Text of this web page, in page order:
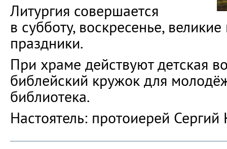
Литургия совершается
в субботу, воскресенье,
праздники.
При храме действуют детская
библейский кружок для
библиотека.
Настоятель: протоиерей Сергий